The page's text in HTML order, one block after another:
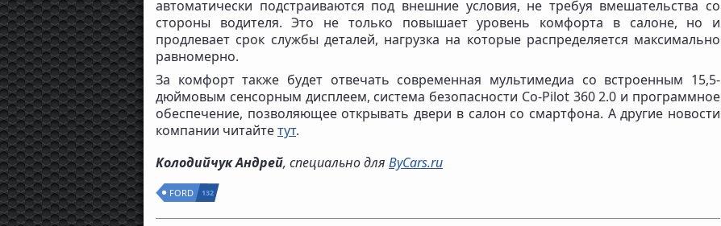
автоматически подстраиваются под внешние условия, не требуя вмешательства со
стороны водителя. Это не только повышает уровень комфорта в салоне, но и
продлевает срок службы деталей, нагрузка на которые распределяется максимально
равномерно.
За комфорт также будет отвечать современная мультимедиа со встроенным 15,5-
дюймовым сенсорным дисплеем, система безопасности Co-Pilot 360 2.0 и программное
обеспечение, позволяющее открывать двери в салон со смартфона. А другие новости
компании читайтетут.
Колодийчук Андрей, специально для ByCars.ru
FORD 132